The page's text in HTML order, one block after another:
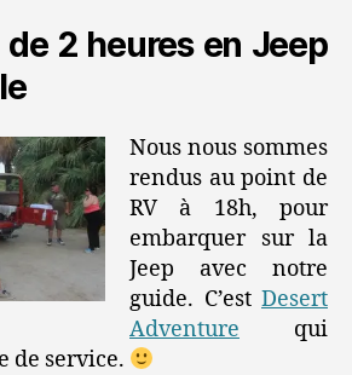
2 heures en Jeep
Nous nous sommes
rendus au point de
RV à 18h, pour
embarquer sur la
Jeep avec notre
guide. C’est Desert
Adventure qui
de service.